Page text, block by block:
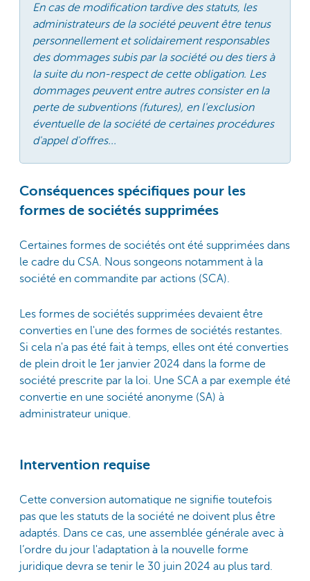
En cas de modification tardive des statuts, les
administrateurs de la société peuvent être tenus
personnellement et solidairement responsables
des dommages subis par la société ou des tiers à
la suite du non-respect de cette obligation. Les
dommages peuvent entre autres consister en la
perte de subventions (futures), en l'exclusion
éventuelle de la société de certaines procédures
d'appel d'offres...
Conséquences spécifiques pour les
formes de sociétés supprimées
Certaines formes de sociétés ont été supprimées dans
le cadre du CSA. Nous songeons notamment à la
société en commandite par actions (SCA).
Les formes de sociétés supprimées devaient être
converties en l'une des formes de sociétés restantes.
Si cela n'a pas été fait à temps, elles ont été converties
de plein droit le 1er janvier 2024 dans la forme de
société prescrite par la loi. Une SCA a par exemple été
convertie en une société anonyme (SA) à
administrateur unique.
Intervention requise
Cette conversion automatique ne signifie toutefois
pas que les statuts de la société ne doivent plus être
adaptés. Dans ce cas, une assemblée générale avec à
l’ordre du jour l'adaptation à la nouvelle forme
juridique devra se tenir le 30 juin 2024 au plus tard.